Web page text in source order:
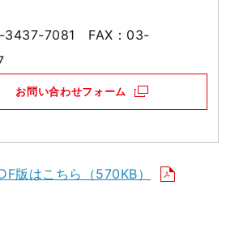
3437-7081 FAX：03-
お問い合わせフォーム
版はこちら（570KB）